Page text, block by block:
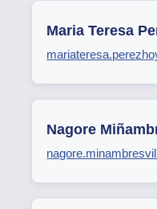
Maria Teresa
Nagore